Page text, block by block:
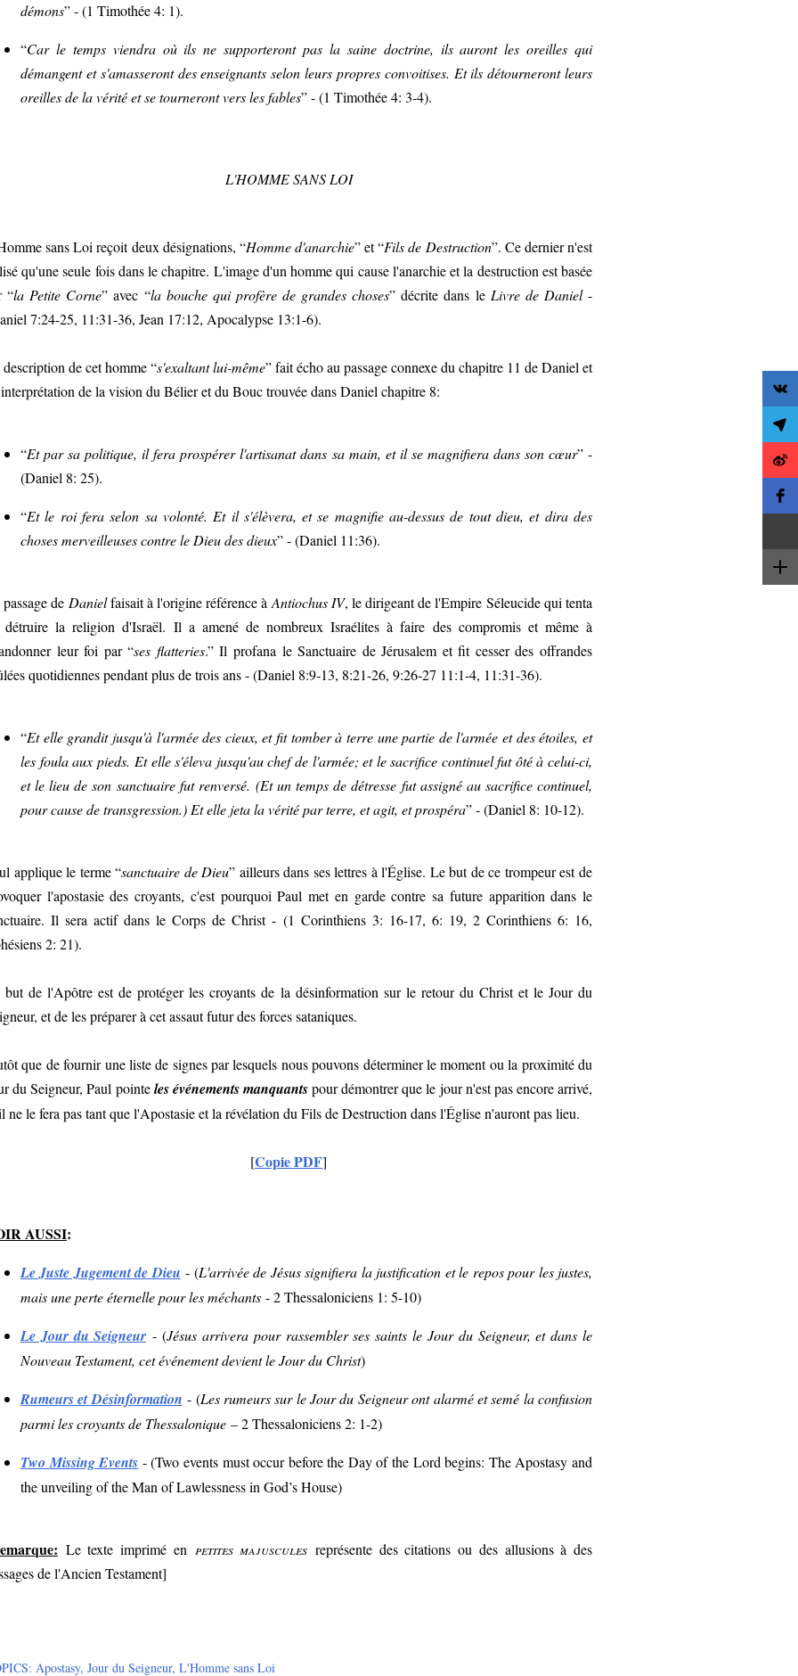
démons” - (1 Timothée 4: 1).
“Car le temps viendra où ils ne supporteront pas la saine doctrine, ils auront les oreilles qui
démangent et s'amasseront des enseignants selon leurs propres convoitises. Et ils détourneront leurs
oreilles de la vérité et se tourneront vers les fables” - (1 Timothée 4: 3-4).
L'HOMME SANS LOI
sans Loi reçoit deux désignations, “Hommed'anarchie” et “Fils de Destruction”. Ce dernier n'est
qu'une seule fois dans le chapitre. L'image d'un homme qui cause l'anarchie et la destruction est basée
“la Petite Corne” avec “la bouche qui profère de grandes choses” décrite dans le Livre de Daniel-
7:24-25, 11:31-36, Jean 17:12, Apocalypse 13:1-6).
de cet homme “s'exaltant lui-même” fait écho au passage connexe du chapitre 11 de Daniel et
de la vision du Bélier et du Bouc trouvée dans Daniel chapitre 8:
“Et par sa politique, il fera prospérer l'artisanat dans sa main, et il se magnifiera dans son cœur” -
(Daniel 8: 25).
“Et le roi fera selon sa volonté. Et il s'élèvera, et se magnifie au-dessus de tout dieu, et dira des
choses merveilleuses contre le Dieu des dieux” - (Daniel 11:36).
de Danielfaisait à l'origine référence à Antiochus IV, le dirigeant de l'Empire Séleucide qui tenta
détruire la religion d'Israël. Il a amené de nombreux Israélites à faire des compromis et même à
leur foi par “ses flatteries.” Il profana le Sanctuaire de Jérusalem et fit cesser des offrandes
quotidiennes pendant plus de trois ans - (Daniel 8:9-13, 8:21-26, 9:26-27 11:1-4, 11:31-36).
“Et elle grandit jusqu'à l'armée des cieux, et fit tomber à terre une partie de l'armée et des étoiles, et
les foula aux pieds. Et elle s'éleva jusqu'au chef de l'armée; et le sacrifice continuel fut ôté à celui-ci,
et le lieu de son sanctuaire fut renversé. (Et un temps de détresse fut assigné au sacrifice continuel,
pour cause de transgression.) Et elle jeta la vérité par terre, et agit, et prospéra” - (Daniel 8: 10-12).
applique le terme “sanctuaire de Dieu” ailleurs dans ses lettres à l'Église. Le but de ce trompeur est de
l'apostasie des croyants, c'est pourquoi Paul met en garde contre sa future apparition dans le
Il sera actif dans le Corps de Christ - (1 Corinthiens 3: 16-17, 6: 19, 2 Corinthiens 6: 16,
2: 21).
but de l'Apôtre est de protéger les croyants de la désinformation sur le retour du Christ et le Jour du
et de les préparer à cet assaut futur des forces sataniques.
que de fournir une liste de signes par lesquels nous pouvons déterminer le moment ou la proximité du
du Seigneur, Paul pointeles événements manquantspour démontrer que le jour n'est pas encore arrivé,
ne le fera pas tant que l'Apostasie et la révélation du Fils de Destruction dans l'Église n'auront pas lieu.
[Copie PDF]
AUSSI:
Le Juste Jugement de Dieu - (L'arrivée de Jésus signifiera la justification et le repos pour les justes,
mais une perte éternelle pour les méchants - 2 Thessaloniciens 1: 5-10)
Le Jour du Seigneur - (Jésus arrivera pour rassembler ses saints le Jour du Seigneur, et dans le
Nouveau Testament, cet événement devient le Jour du Christ)
Rumeurs et Désinformation - (Les rumeurs sur le Jour du Seigneur ont alarmé et semé la confusion
parmi les croyants de Thessalonique – 2 Thessaloniciens 2: 1-2)
Two Missing Events - (Two events must occur before the Day of the Lord begins: The Apostasy and
the unveiling of the Man of Lawlessness in God’s House)
Le texte imprimé en petites majuscules représente des citations ou des allusions à des
de l'Ancien Testament]
Apostasy Jour du Seigneur L'Homme sans Loi